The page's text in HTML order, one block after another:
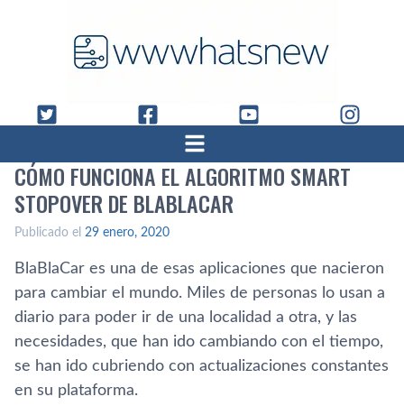
CÓMO FUNCIONA EL ALGORITMO SMART
STOPOVER DE BLABLACAR
Publicado el 29 enero, 2020
BlaBlaCar es una de esas aplicaciones que nacieron
para cambiar el mundo. Miles de personas lo usan a
diario para poder ir de una localidad a otra, y las
necesidades, que han ido cambiando con el tiempo,
se han ido cubriendo con actualizaciones constantes
en su plataforma.